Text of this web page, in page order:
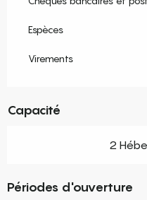
Espèces
Virements
Capacité
2
Périodes d'ouverture